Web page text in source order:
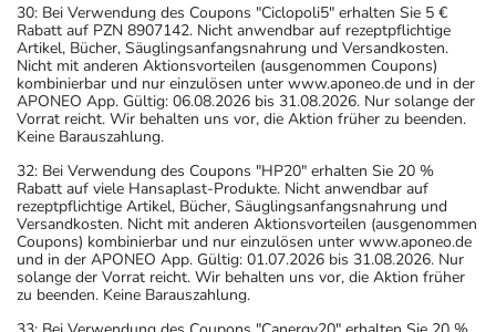
30: Bei Verwendung des Coupons "Ciclopoli5" erhalten Sie 5 €
Rabatt auf PZN 8907142. Nicht anwendbar auf rezeptpflichtige
Artikel, Bücher, Säuglingsanfangsnahrung und Versandkosten.
Nicht mit anderen Aktionsvorteilen (ausgenommen Coupons)
kombinierbar und nur einzulösen unter www.aponeo.de und in der
APONEO App. Gültig: 06.08.2026 bis 31.08.2026. Nur solange der
Vorrat reicht. Wir behalten uns vor, die Aktion früher zu beenden.
Keine Barauszahlung.
32: Bei Verwendung des Coupons "HP20" erhalten Sie 20 %
Rabatt auf viele Hansaplast-Produkte. Nicht anwendbar auf
rezeptpflichtige Artikel, Bücher, Säuglingsanfangsnahrung und
Versandkosten. Nicht mit anderen Aktionsvorteilen (ausgenommen
Coupons) kombinierbar und nur einzulösen unter www.aponeo.de
und in der APONEO App. Gültig: 01.07.2026 bis 31.08.2026. Nur
solange der Vorrat reicht. Wir behalten uns vor, die Aktion früher
zu beenden. Keine Barauszahlung.